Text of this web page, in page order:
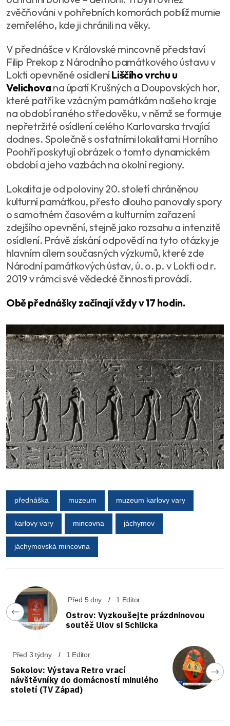
zvěčňováni v pohřebních komorách poblíž mumie
zemřelého, kde ji chránili na věky.
V přednášce v Královské mincovně představí
Filip Prekop z Národního památkového ústavu v
Lokti opevněné osídleníLiščího vrchu u
Velichovana úpatí Krušných a Doupovských hor,
které patří ke vzácným památkám našeho kraje
na období raného středověku, v němž se formuje
nepřetržité osídlení celého Karlovarska trvající
dodnes. Společně s ostatními lokalitami Horního
Poohří poskytují obrázek o tomto dynamickém
období a jeho vazbách na okolní regiony.
Lokalita je od poloviny 20. století chráněnou
kulturní památkou, přesto dlouho panovaly spory
o samotném časovém a kulturním zařazení
zdejšího opevnění, stejně jako rozsahu a intenzitě
osídlení. Právě získání odpovědí na tyto otázky je
hlavním cílem současných výzkumů, které zde
Národní památkových ústav, ú. o. p. v Lokti od r.
2019 v rámci své vědecké činnosti provádí.
Obě přednášky začínají vždy v 17 hodin.
přednáška muzeum muzeum karlovy vary
karlovy vary mincovna jáchymov
jáchymovská mincovna
Před 5 dny 1 Editor
Ostrov: Vyzkoušejte prázdninovou
soutěž Ulov si Schlicka
Před 3 týdny 1 Editor
Sokolov: Výstava Retro vrací
návštěvníky do domácností minulého
století (TV Západ)